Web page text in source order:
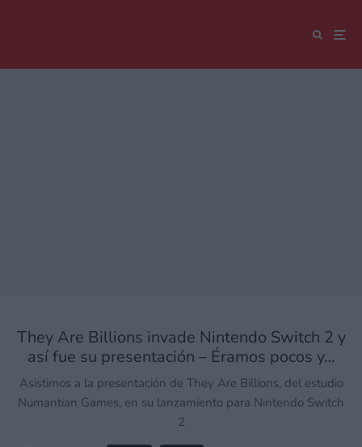
They Are Billions invade Nintendo Switch 2 y
así fue su presentación – Éramos pocos y…
Asistimos a la presentación de They Are Billions, del estudio
Numantian Games, en su lanzamiento para Nintendo Switch
2